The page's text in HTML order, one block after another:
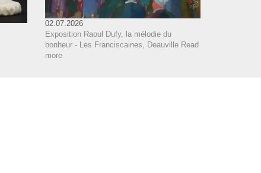
02.07.2026
Exposition Raoul Dufy, la mélodie du
bonheur - Les Franciscaines, Deauville Read
more